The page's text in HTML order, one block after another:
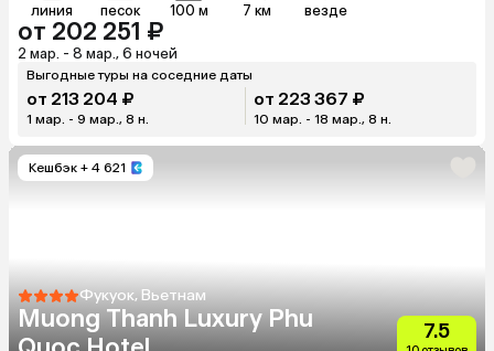
линия песок 100 м 7 км везде
от 202 251 ₽
2 мар. - 8 мар., 6 ночей
Выгодные туры на соседние даты
от 213 204 ₽
1 мар. - 9 мар., 8 н.
от 223 367 ₽
10 мар. - 18 мар., 8 н.
Кешбэк + 4 621
Фукуок, Вьетнам
Muong Thanh Luxury Phu
7.5